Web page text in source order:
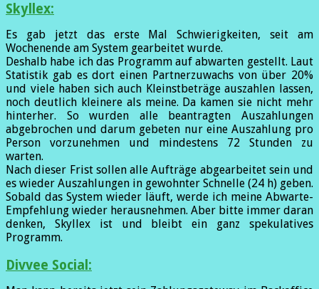
Skyllex:
Es gab jetzt das erste Mal Schwierigkeiten, seit am
Wochenende am System gearbeitet wurde.
Deshalb habe ich das Programm auf abwarten gestellt. Laut
Statistik gab es dort einen Partnerzuwachs von über 20%
und viele haben sich auch Kleinstbeträge auszahlen lassen,
noch deutlich kleinere als meine. Da kamen sie nicht mehr
hinterher. So wurden alle beantragten Auszahlungen
abgebrochen und darum gebeten nur eine Auszahlung pro
Person vorzunehmen und mindestens 72 Stunden zu
warten.
Nach dieser Frist sollen alle Aufträge abgearbeitet sein und
es wieder Auszahlungen in gewohnter Schnelle (24 h) geben.
Sobald das System wieder läuft, werde ich meine Abwarte-
Empfehlung wieder herausnehmen. Aber bitte immer daran
denken, Skyllex ist und bleibt ein ganz spekulatives
Programm.
Divvee Social: